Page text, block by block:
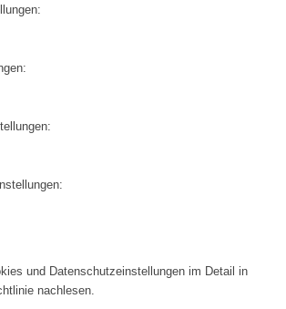
und Datenschutzeinstellungen im Detail in
nachlesen.